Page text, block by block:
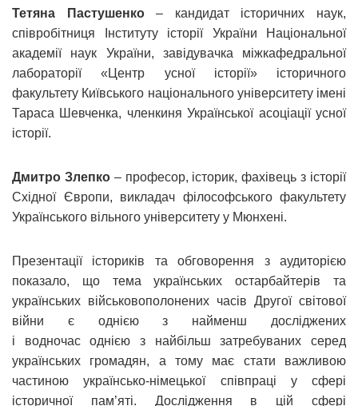
Тетяна Пастушенко– кандидат історичних наук,
співробітниця Інституту історії України Національної
академії наук України, завідувачка міжкафедральної
лабораторії «Центр усної історії» історичного
факультету Київського національного університету імені
Тараса Шевченка, членкиня Української асоціації усної
історії.
Дмитро Злепко– професор, історик, фахівець з історії
Східної Європи, викладач філософського факультету
Українського вільного університету у Мюнхені.
Презентації істориків та обговорення з аудиторією
показало, що тема українських остарбайтерів та
українських військовополонених часів Другої світової
війни є однією з найменш досліджених
і водночас однією з найбільш затребуваних серед
українських громадян, а тому має стати важливою
частиною українсько-німецької співпраці у сфері
історичної пам’яті. Дослідження в цій сфері